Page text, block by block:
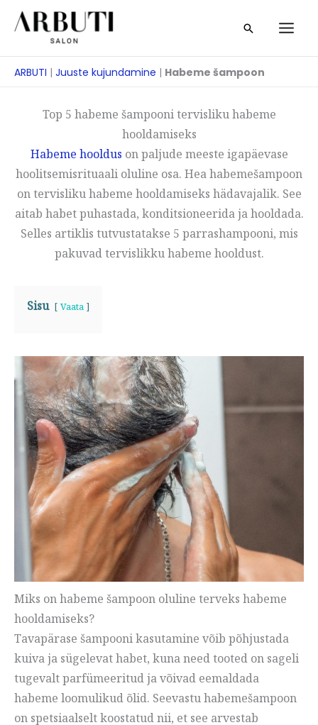
Skip
Otsi
ARBUTI | Juuste kujundamine | Habeme šampoon
Top 5 habeme šampooni tervisliku habeme
hooldamiseks
Habeme hooldus on paljude meeste igapäevase
hoolitsemisrituaali oluline osa. Hea habemešampoon
on tervisliku habeme hooldamiseks hädavajalik. See
aitab habet puhastada, konditsioneerida ja hooldada.
Selles artiklis tutvustatakse 5 parrashampooni, mis
pakuvad tervislikku habeme hooldust.
Sisu Vaata
Miks on habeme šampoon oluline terveks habeme
hooldamiseks?
Tavapärase šampooni kasutamine võib põhjustada
kuiva ja sügelevat habet, kuna need tooted on sageli
tugevalt parfümeeritud ja võivad eemaldada
habeme loomulikud õlid. Seevastu habemešampoon
on spetsiaalselt koostatud nii, et see arvestab